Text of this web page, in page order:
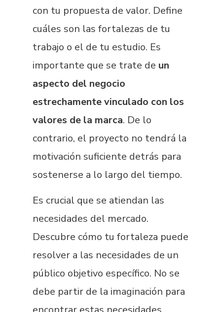
con tu propuesta de valor. Define
cuáles son las fortalezas de tu
trabajo o el de tu estudio. Es
importante que se trate de un
aspecto del negocio
estrechamente vinculado con los
valores de la marca. De lo
contrario, el proyecto no tendrá la
motivación suficiente detrás para
sostenerse a lo largo del tiempo.
Es crucial que se atiendan las
necesidades del mercado.
Descubre cómo tu fortaleza puede
resolver a las necesidades de un
público objetivo específico. No se
debe partir de la imaginación para